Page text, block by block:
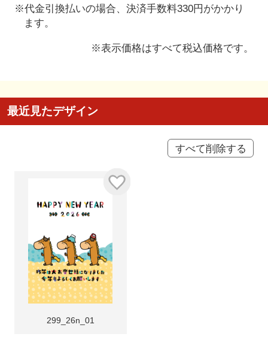
※代金引換払いの場合、決済手数料330円がかかり
ます。
※表示価格はすべて税込価格です。
最近見たデザイン
すべて削除する
299_26n_01